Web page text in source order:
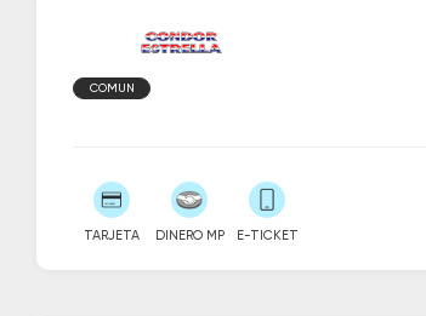
COMUN
TARJETA DINERO MP E-TICKET